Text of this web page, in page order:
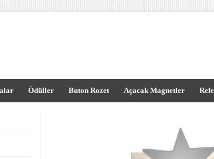
Ödüller Buton Rozet Açacak Magnetler